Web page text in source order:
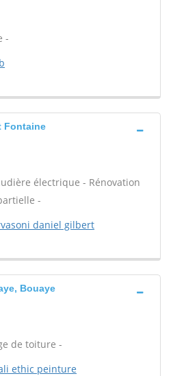
-
Fontaine
électrique - Rénovation
-
daniel gilbert
Bouaye
de toiture -
ethic peinture